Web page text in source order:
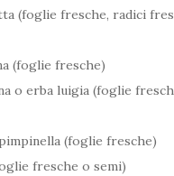
(foglie fresche, radici
(foglie fresche)
o erba luigia (foglie
(foglie fresche)
fresche o semi)